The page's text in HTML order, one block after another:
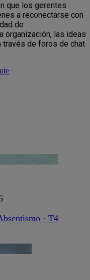
que los gerentes
a reconectarse con
de
organización, las ideas
través de foros de chat
· T4